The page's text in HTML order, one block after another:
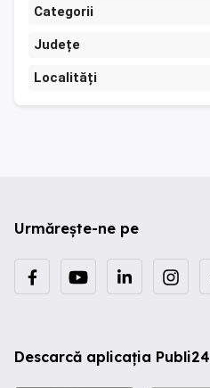
Categorii
Județe
Localități
Urmărește-ne pe
Descarcă aplicația Publi24